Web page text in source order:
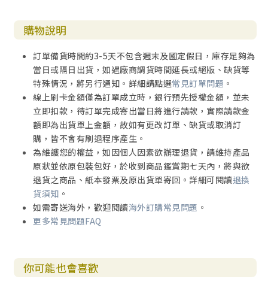
購物說明
訂單備貨時間約3-5天不包含週末及國定假日，庫存足夠為
當日或隔日出貨，如遇廠商調貨時間延長或絕版、缺貨等
特殊情況，將另行通知。詳細請點選常見訂單問題 。
線上刷卡金額僅為訂單成立時，銀行預先授權金額，並未
立即扣款，待訂單完成寄出當日將進行請款，實際請款金
額即為出貨單上金額，故如有更改訂單、缺貨或取消訂
購，皆不會有刷退程序產生。
為維護您的權益，如因個人因素欲辦理退貨，請維持產品
原狀並依原包裝包好，於收到商品鑑賞期七天內，將與欲
退貨之商品、紙本發票及原出貨單寄回。詳細可閱讀退換
貨須知 。
如需寄送海外，歡迎閱讀海外訂購常見問題 。
更多常見問題FAQ
你可能也會喜歡